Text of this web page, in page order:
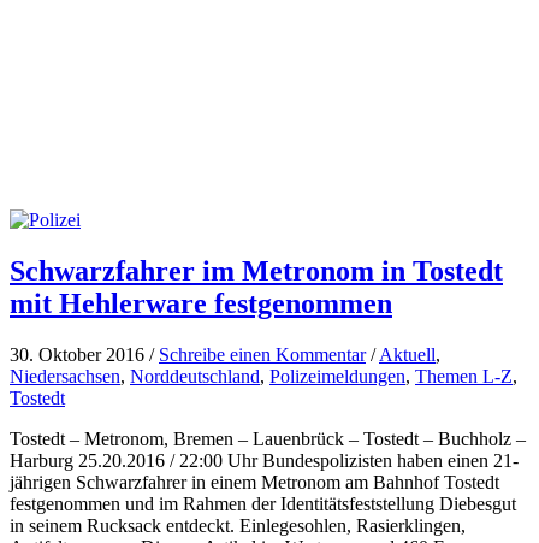
Schwarzfahrer im Metronom in Tostedt
mit Hehlerware festgenommen
30. Oktober 2016 / Schreibe einen Kommentar /Aktuell,
Niedersachsen, Norddeutschland, Polizeimeldungen, Themen L-Z,
Tostedt
Tostedt – Metronom, Bremen – Lauenbrück – Tostedt – Buchholz –
Harburg 25.20.2016 / 22:00 Uhr Bundespolizisten haben einen 21-
jährigen Schwarzfahrer in einem Metronom am Bahnhof Tostedt
festgenommen und im Rahmen der Identitätsfeststellung Diebesgut
in seinem Rucksack entdeckt. Einlegesohlen, Rasierklingen,